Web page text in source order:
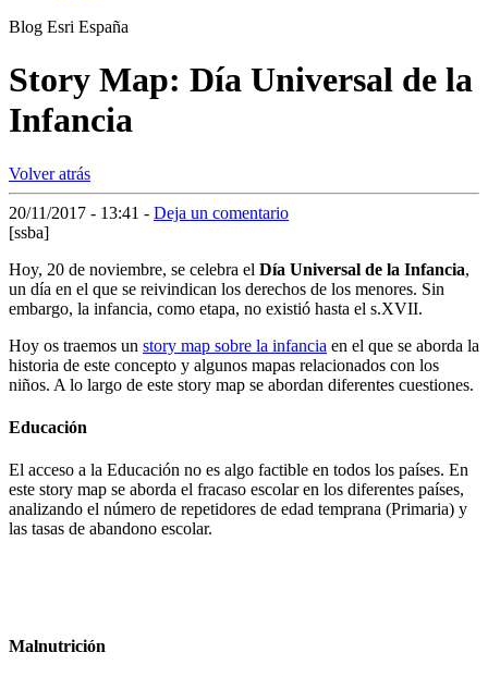
Blog Esri España
Story Map: Día Universal de la
Infancia
Volver atrás
20/11/2017 - 13:41 - Deja un comentario
[ssba]
Hoy, 20 de noviembre, se celebra el Día Universal de la Infancia,
un día en el que se reivindican los derechos de los menores. Sin
embargo, la infancia, como etapa, no existió hasta el s.XVII.
Hoy os traemos un story map sobre la infancia en el que se aborda la
historia de este concepto y algunos mapas relacionados con los
niños. A lo largo de este story map se abordan diferentes cuestiones.
Educación
El acceso a la Educación no es algo factible en todos los países. En
este story map se aborda el fracaso escolar en los diferentes países,
analizando el número de repetidores de edad temprana (Primaria) y
las tasas de abandono escolar.
Malnutrición